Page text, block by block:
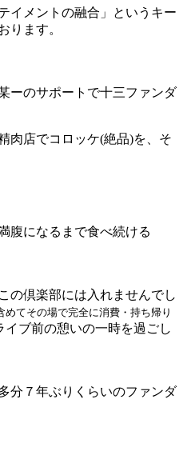
イメントの融合」というキー
ります。
ーのサポートで十三ファンダ
肉店でコロッケ(絶品)を、そ
腹になるまで食べ続ける
の倶楽部には入れませんでし
てその場で完全に消費・持ち帰り
イブ前の憩いの一時を過ごし
分７年ぶりくらいのファンダ